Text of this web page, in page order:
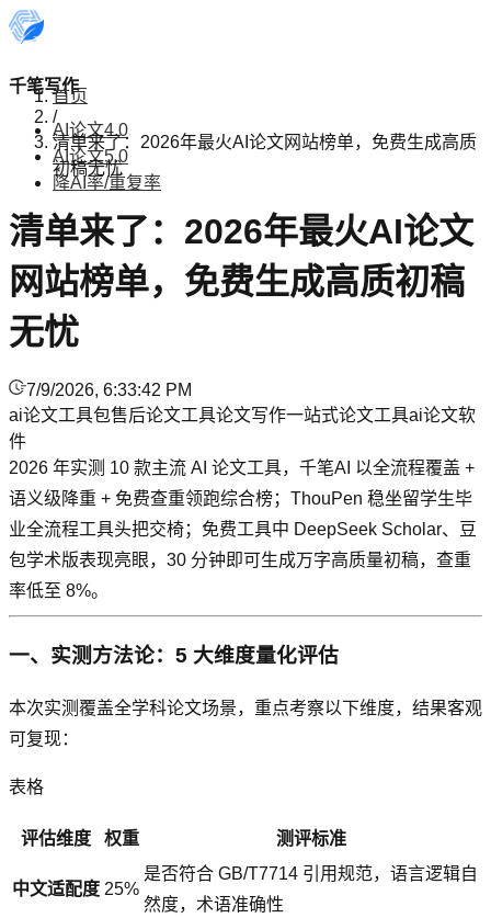
千笔写作
AI论文4.0
AI论文5.0
降AI率/重复率
首页
/
清单来了：2026年最火AI论文网站榜单，免费生成高质
初稿无忧
清单来了：2026年最火AI论文
网站榜单，免费生成高质初稿
无忧
7/9/2026, 6:33:42 PM
ai论文工具包售后论文工具论文写作一站式论文工具ai论文软
件
2026 年实测 10 款主流 AI 论文工具，千笔AI 以全流程覆盖 +
语义级降重 + 免费查重领跑综合榜；ThouPen 稳坐留学生毕
业全流程工具头把交椅；免费工具中 DeepSeek Scholar、豆
包学术版表现亮眼，30 分钟即可生成万字高质量初稿，查重
率低至 8%。
一、实测方法论：5 大维度量化评估
本次实测覆盖全学科论文场景，重点考察以下维度，结果客观
可复现：
表格
评估维度 权重 测评标准
中文适配度 25%
是否符合 GB/T7714 引用规范，语言逻辑自
然度，术语准确性